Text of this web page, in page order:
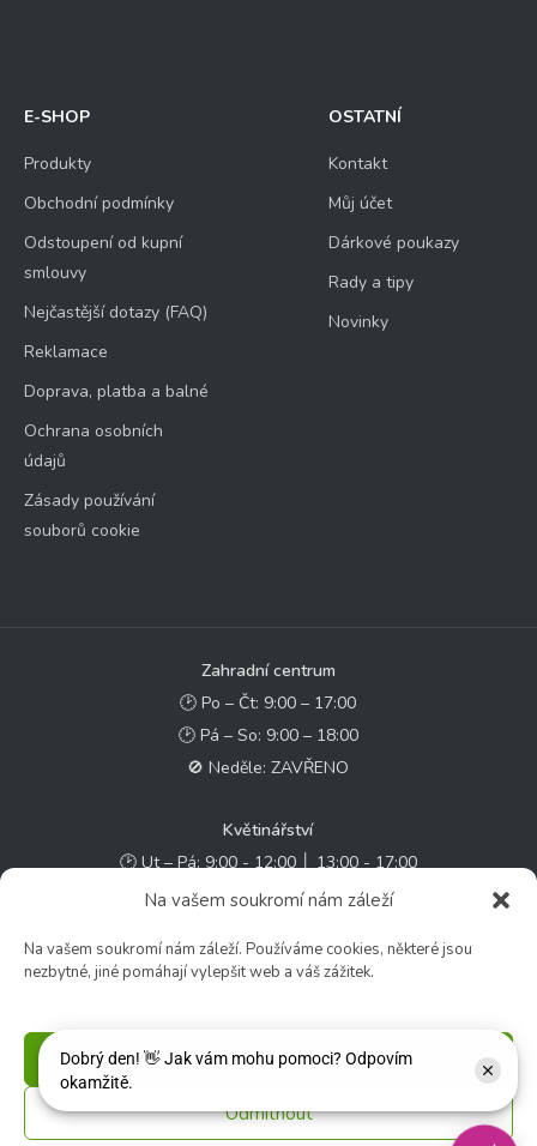
Na vašem soukromí nám záleží
Na vašem soukromí nám záleží. Používáme cookies, některé jsou
nezbytné, jiné pomáhají vylepšit web a váš zážitek.
Příjmout
Odmítnout
E-SHOP
Produkty
Obchodní podmínky
Odstoupení od kupní
smlouvy
Nejčastější dotazy (FAQ)
Reklamace
Doprava, platba a balné
Ochrana osobních
údajů
Zásady používání
souborů cookie
OSTATNÍ
Kontakt
Můj účet
Dárkové poukazy
Rady a tipy
Novinky
Zahradní centrum
🕑 Po – Čt: 9:00 – 17:00
🕑 Pá – So: 9:00 – 18:00
🚫 Neděle: ZAVŘENO
Květinářství
🕑 Ut – Pá: 9:00 - 12:00 │ 13:00 - 17:00
🕑 So: 9:00 – 15:00